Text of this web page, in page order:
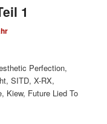
1
Perfection,
SITD, X-RX,
Kiew, Future Lied To